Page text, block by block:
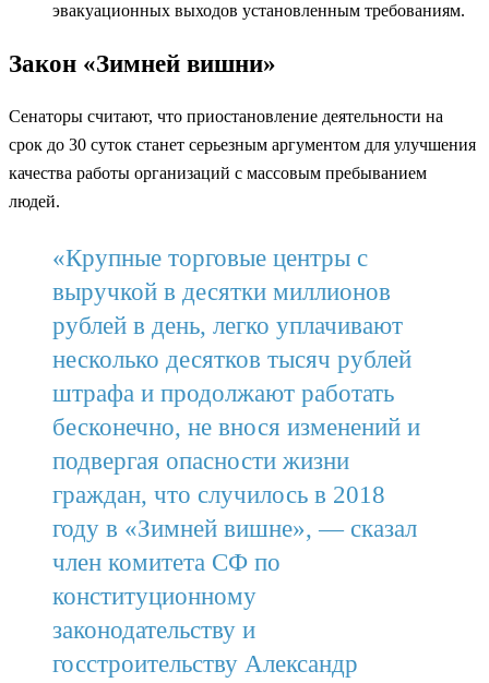
эвакуационных выходов установленным требованиям.
Закон «Зимней вишни»
Сенаторы считают, что приостановление деятельности на
срок до 30 суток станет серьезным аргументом для улучшения
качества работы организаций с массовым пребыванием
людей.
«Крупные торговые центры с
выручкой в десятки миллионов
рублей в день, легко уплачивают
несколько десятков тысяч рублей
штрафа и продолжают работать
бесконечно, не внося изменений и
подвергая опасности жизни
граждан, что случилось в 2018
году в «Зимней вишне», — сказал
член комитета СФ по
конституционному
законодательству и
госстроительству Александр